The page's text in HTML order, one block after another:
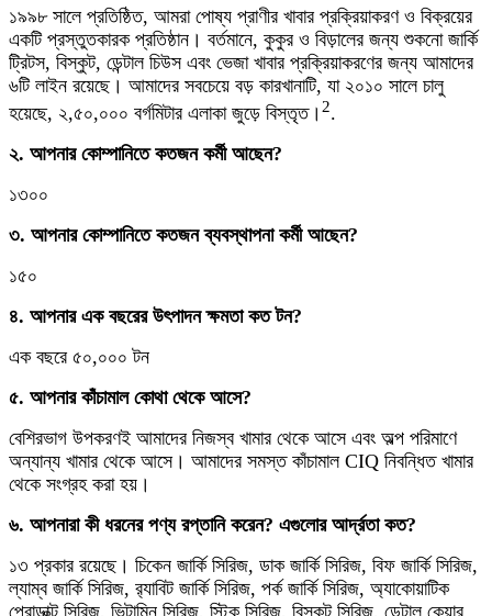
১৯৯৮ সালে প্রতিষ্ঠিত, আমরা পোষ্য প্রাণীর খাবার প্রক্রিয়াকরণ ও বিক্রয়ের
একটি প্রস্তুতকারক প্রতিষ্ঠান। বর্তমানে, কুকুর ও বিড়ালের জন্য শুকনো জার্কি
ট্রিটস, বিস্কুট, ডেন্টাল চিউস এবং ভেজা খাবার প্রক্রিয়াকরণের জন্য আমাদের
৬টি লাইন রয়েছে। আমাদের সবচেয়ে বড় কারখানাটি, যা ২০১০ সালে চালু
হয়েছে, ২,৫০,০০০ বর্গমিটার এলাকা জুড়ে বিস্তৃত। 2.
২. আপনার কোম্পানিতে কতজন কর্মী আছেন?
১৩০০
৩. আপনার কোম্পানিতে কতজন ব্যবস্থাপনা কর্মী আছেন?
১৫০
৪. আপনার এক বছরের উৎপাদন ক্ষমতা কত টন?
এক বছরে ৫০,০০০ টন
৫. আপনার কাঁচামাল কোথা থেকে আসে?
বেশিরভাগ উপকরণই আমাদের নিজস্ব খামার থেকে আসে এবং অল্প পরিমাণে
অন্যান্য খামার থেকে আসে। আমাদের সমস্ত কাঁচামাল CIQ নিবন্ধিত খামার
থেকে সংগ্রহ করা হয়।
৬. আপনারা কী ধরনের পণ্য রপ্তানি করেন? এগুলোর আর্দ্রতা কত?
১৩ প্রকার রয়েছে। চিকেন জার্কি সিরিজ, ডাক জার্কি সিরিজ, বিফ জার্কি সিরিজ,
ল্যাম্ব জার্কি সিরিজ, র‍্যাবিট জার্কি সিরিজ, পর্ক জার্কি সিরিজ, অ্যাকোয়াটিক